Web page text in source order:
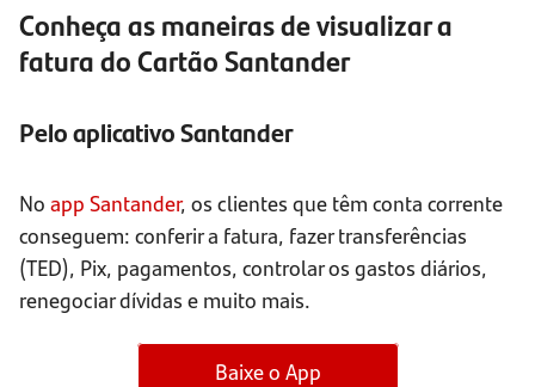
Conheça as maneiras de visualizar a
fatura do Cartão Santander
Pelo aplicativo Santander
No app Santander, os clientes que têm conta corrente
conseguem: conferir a fatura, fazer transferências
(TED), Pix, pagamentos, controlar os gastos diários,
renegociar dívidas e muito mais.
Baixe o App